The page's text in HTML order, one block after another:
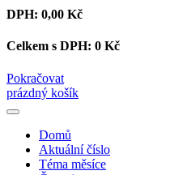
DPH: 0,00 Kč
Celkem s DPH: 0 Kč
Pokračovat
prázdný košík
Domů
Aktuální číslo
Téma měsíce